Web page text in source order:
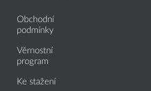
Obchodní
podmínky
Věrnostní
program
Ke stažení